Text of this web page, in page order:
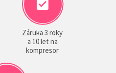
Záruka 3 roky
a 10 let na
kompresor